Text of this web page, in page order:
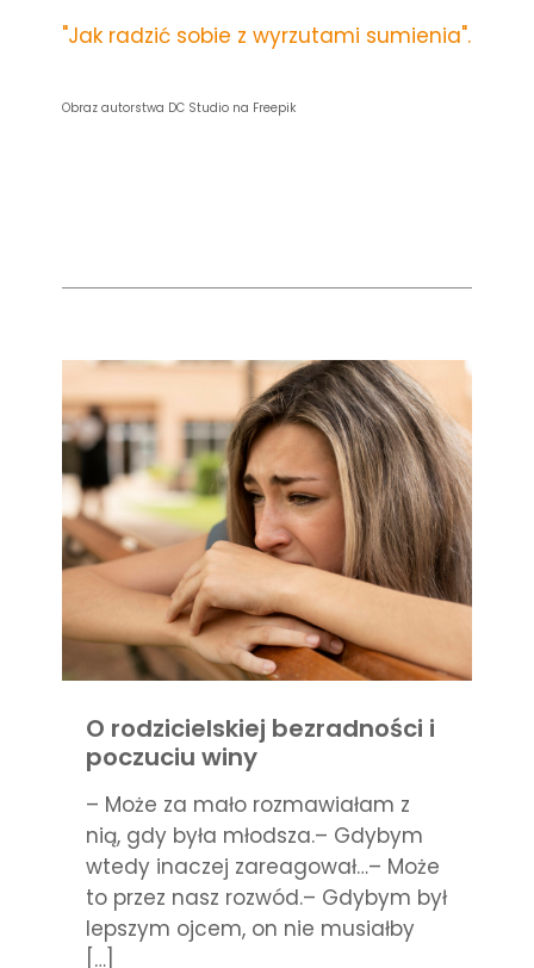
"Jak radzić sobie z wyrzutami sumienia".
Obraz autorstwa DC Studio na Freepik
O rodzicielskiej bezradności i
poczuciu winy
– Może za mało rozmawiałam z
nią, gdy była młodsza.– Gdybym
wtedy inaczej zareagował…– Może
to przez nasz rozwód.– Gdybym był
lepszym ojcem, on nie musiałby
[…]